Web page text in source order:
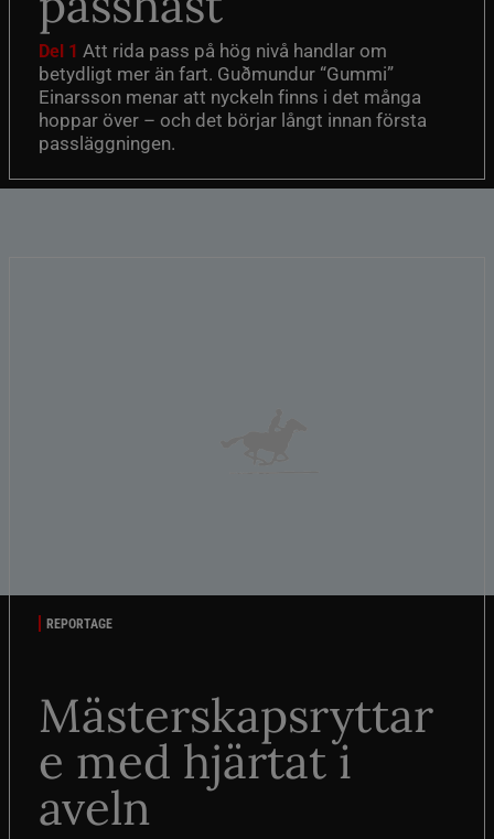
Del 1 Att rida pass på hög nivå handlar om
betydligt mer än fart. Guðmundur “Gummi”
Einarsson menar att nyckeln finns i det många
hoppar över – och det börjar långt innan första
passläggningen.
REPORTAGE
Mästerskapsryttar
e med hjärtat i
aveln